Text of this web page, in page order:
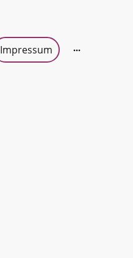
Impressum